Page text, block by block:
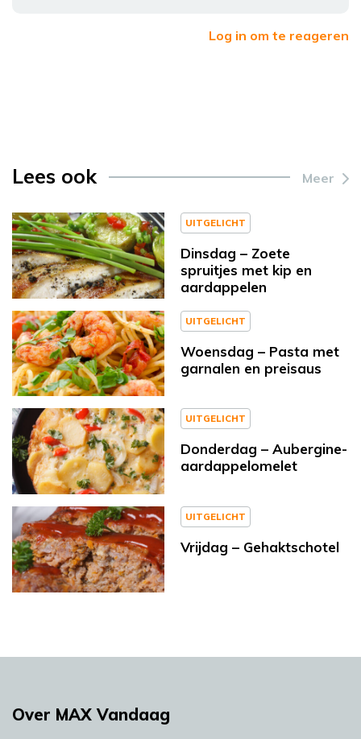
Log in om te reageren
Lees ook Meer
UITGELICHT
Dinsdag – Zoete
spruitjes met kip en
aardappelen
UITGELICHT
Woensdag – Pasta met
garnalen en preisaus
UITGELICHT
Donderdag – Aubergine-
aardappelomelet
UITGELICHT
Vrijdag – Gehaktschotel
Over MAX Vandaag